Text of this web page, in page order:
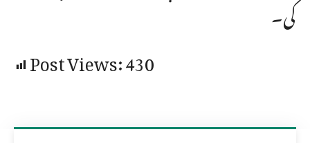
کی۔
Post Views:430